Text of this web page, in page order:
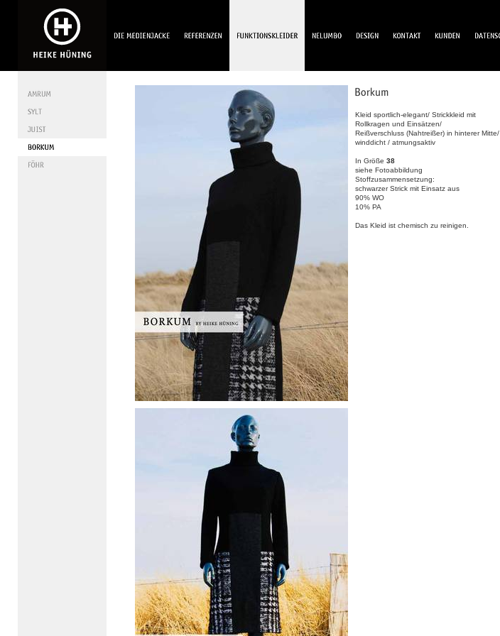
Kleid sportlich-elegant/ Strickkleid mit
Rollkragen und Einsätzen/
Reißverschluss (Nahtreißer) in hinterer Mitte/
winddicht / atmungsaktiv
In Größe 38
siehe Fotoabbildung
Stoffzusammensetzung:
schwarzer Strick mit Einsatz aus
90% WO
10% PA
Das Kleid ist chemisch zu reinigen.